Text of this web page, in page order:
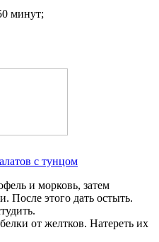
минут;
с тунцом
и морковь, затем
После этого дать остыть.
от желтков. Натереть их